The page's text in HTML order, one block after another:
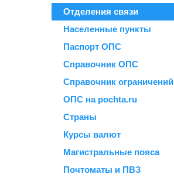
Отделения связи
Населенные пункты
Паспорт ОПС
Справочник ОПС
Справочник ограничений
ОПС на pochta.ru
Страны
Курсы валют
Магистральные пояса
Почтоматы и ПВЗ